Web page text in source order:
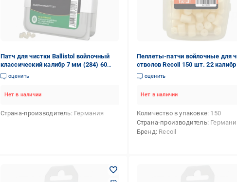
Патч для чистки Ballistol войлочный
классический калибр 7 мм (284) 60
шт./уп. (71319)
оценить
Нет в наличии
Страна-производитель Германия
Пеллеты-патчи войлочные для
стволов Recoil 150 шт. 22 калибр
оценить
Нет в наличии
Количество в упаковке 150
Страна-производитель
Бренд Recoil